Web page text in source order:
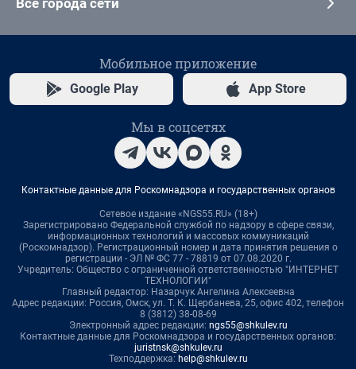
Все города сети
Мобильное приложение
Google Play App Store
Мы в соцсетях
Контактные данные для Роскомнадзора и государственных органов
Сетевое издание «NGS55.RU» (18+)
Зарегистрировано Федеральной службой по надзору в сфере связи,
информационных технологий и массовых коммуникаций
(Роскомнадзор). Регистрационный номер и дата принятия решения о
регистрации - ЭЛ № ФС 77 - 78819 от 07.08.2020 г.
Учредитель: Общество с ограниченной ответственностью "ИНТЕРНЕТ
ТЕХНОЛОГИИ"
Главный редактор: Назарчук Ангелина Алексеевна
Адрес редакции: Россия, Омск, ул. Т. К. Щербанева, 25, офис 402, телефон
8 (3812) 38-08-69
Электронный адрес редакции: ngs55@shkulev.ru
Контактные данные для Роскомнадзора и государственных органов:
juristnsk@shkulev.ru
Техподдержка: help@shkulev.ru